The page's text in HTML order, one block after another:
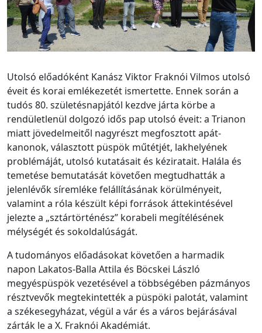
Utolsó előadóként Kanász Viktor Fraknói Vilmos utolsó
éveit és korai emlékezetét ismertette. Ennek során a
tudós 80. születésnapjától kezdve járta körbe a
rendületlenül dolgozó idős pap utolsó éveit: a Trianon
miatt jövedelmeitől nagyrészt megfosztott apát-
kanonok, választott püspök műtétjét, lakhelyének
problémáját, utolsó kutatásait és kéziratait. Halála és
temetése bemutatását követően megtudhatták a
jelenlévők síremléke felállításának körülményeit,
valamint a róla készült képi források áttekintésével
jelezte a „sztártörténész” korabeli megítélésének
mélységét és sokoldalúságát.
A tudományos előadásokat követően a harmadik
napon Lakatos-Balla Attila és Böcskei László
megyéspüspök vezetésével a többségében pázmányos
résztvevők megtekintették a püspöki palotát, valamint
a székesegyházat, végül a vár és a város bejárásával
zárták le a X. Fraknói Akadémiát.